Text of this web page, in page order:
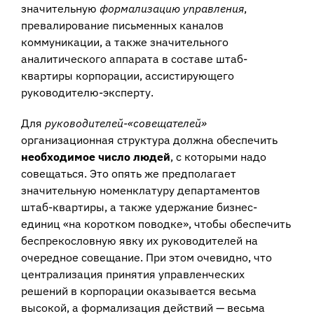
значительную формализацию управления,
превалирование письменных каналов
коммуникации, а также значительного
аналитического аппарата в составе штаб-
квартиры корпорации, ассистирующего
руководителю-эксперту.
Для руководителей-«совещателей»
организационная структура должна обеспечить
необходимое число людей, с которыми надо
совещаться. Это опять же предполагает
значительную номенклатуру департаментов
штаб-квартиры, а также удержание бизнес-
единиц «на коротком поводке», чтобы обеспечить
беспрекословную явку их руководителей на
очередное совещание. При этом очевидно, что
централизация принятия управленческих
решений в корпорации оказывается весьма
высокой, а формализация действий — весьма